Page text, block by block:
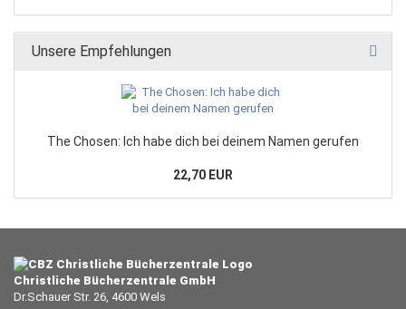
Unsere Empfehlungen
The Chosen: Ich habe dich bei deinem Namen gerufen
22,70 EUR
Christliche Bücherzentrale GmbH
Dr.Schauer Str. 26, 4600 Wels